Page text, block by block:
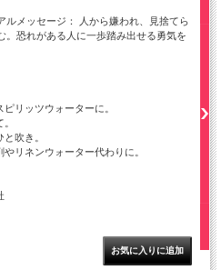
メッセージ： 人から嫌われ、見捨てら
。恐れがある人に一歩踏み出せる勇気を
リッツウォーターに。
吹き。
リネンウォーター代わりに。